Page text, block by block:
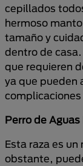
cepillados
hermoso
tamaño y
dentro de
que requieren
ya que pueden
Perro de Aguas
Esta raza es
obstante,